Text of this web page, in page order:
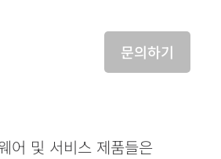
문의하기
어 및 서비스 제품들은